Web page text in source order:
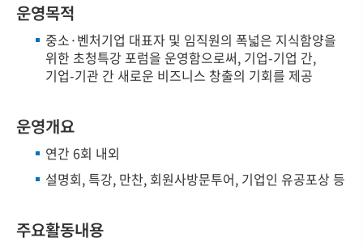
운영목적
중소·벤처기업 대표자 및 임직원의 폭넓은 지식함양을
위한 초청특강 포럼을 운영함으로써, 기업-기업 간,
기업-기관 간 새로운 비즈니스 창출의 기회를 제공
운영개요
연간 6회 내외
설명회, 특강, 만찬, 회원사방문투어, 기업인 유공포상 등
주요활동내용